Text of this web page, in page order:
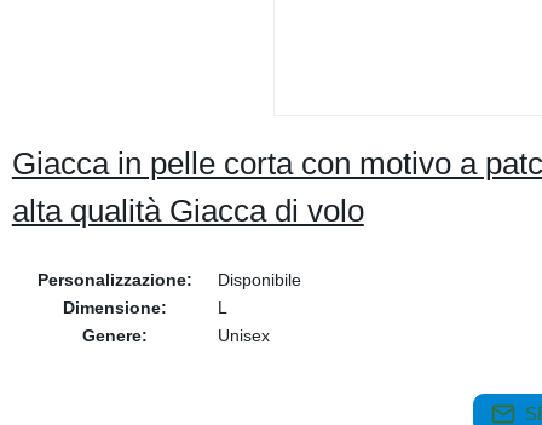
Giacca in pelle corta con motivo a
alta qualità Giacca di volo
Personalizzazione:
Disponibile
Dimensione:
L
Genere:
Unisex